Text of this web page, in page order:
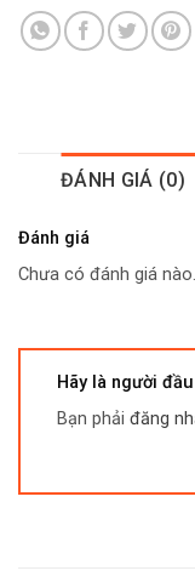
ĐÁNH GIÁ (0)
Đánh giá
Chưa có đánh giá nào.
Hãy là người
Bạn phải đăng